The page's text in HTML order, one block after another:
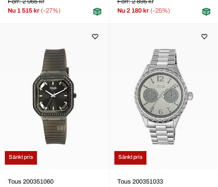
Förr: 2 065 kr
Nu 1 515 kr (-27%)
Förr: 2 895 kr
Nu 2 180 kr (-25%)
Sänkt pris
Tous 200351060
Sänkt pris
Tous 200351033